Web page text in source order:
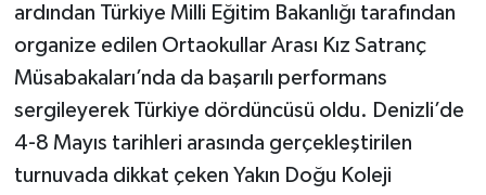
ardından Türkiye Milli Eğitim Bakanlığı tarafından
organize edilen Ortaokullar Arası Kız Satranç
Müsabakaları’nda da başarılı performans
sergileyerek Türkiye dördüncüsü oldu. Denizli’de
4-8 Mayıs tarihleri arasında gerçekleştirilen
turnuvada dikkat çeken Yakın Doğu Koleji